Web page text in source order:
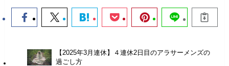
【2025年3月連休】４連休2日目のアラサーメンズの
過ごし方